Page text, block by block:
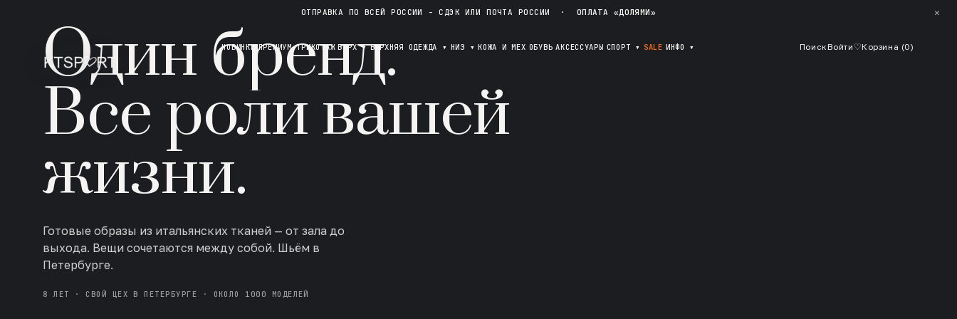
ОТПРАВКА ПО ВСЕЙ РОССИИ - СДЭК ИЛИ ПОЧТА РОССИИ · ОПЛАТА «ДОЛЯМИ» ✕
НОВИНКИ ПРЕМИУМ ТРИКОТАЖ ВЕРХ▾ ВЕРХНЯЯ ОДЕЖДА ▾ НИЗ ▾ КОЖА И МЕХ ОБУВЬ АКСЕССУАРЫ СПОРТ ▾ SALE ИНФО ▾ ПоискВойти ♡Корзина (0)
Один бренд.
Все роли вашей
жизни.
Готовые образы из итальянских тканей — от зала до
выхода. Вещи сочетаются между собой. Шьём в
Петербурге.
8 ЛЕТ · СВОЙ ЦЕХ В ПЕТЕРБУРГЕ · ОКОЛО 1000 МОДЕЛЕЙ